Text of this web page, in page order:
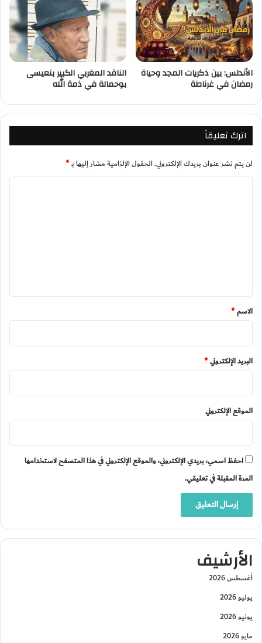
الأندلس: بين ذكريات المجد وحياة
رمضان في غرناطة
الناقد المغربي الكبير بنعيسى
بوحمالة في ذمة الله
اترك تعليقاً
لن يتم نشر عنوان بريدك الإلكتروني.الحقول الإلزامية مشار إليها بـ*
*
الاسم*
البريد الإلكتروني*
الموقع الإلكتروني
احفظ اسمي، بريدي الإلكتروني، والموقع الإلكتروني في هذا المتصفح لاستخدامها
المرة المقبلة في تعليقي.
الأرشيف
أغسطس 2026
يوليو 2026
يونيو 2026
مايو 2026